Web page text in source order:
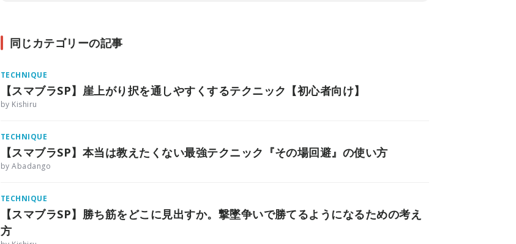
同じカテゴリーの記事
TECHNIQUE
【スマブラSP】崖上がり択を通しやすくするテクニック【初心者向け】
by Kishiru
TECHNIQUE
【スマブラSP】本当は教えたくない最強テクニック『その場回避』の使い方
by Abadango
TECHNIQUE
【スマブラSP】勝ち筋をどこに見出すか。撃墜争いで勝てるようになるための考え
方